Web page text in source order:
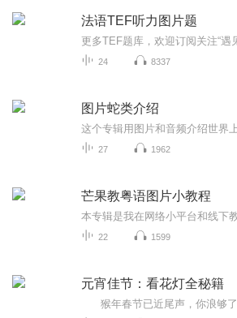
法语TEF听力图片题
更多TEF题库，欢迎订阅关注“遇
24 8337
图片蛇类介绍
27 1962
芒果教粤语图片小教程
22 1599
元宵佳节：看花灯全秘籍